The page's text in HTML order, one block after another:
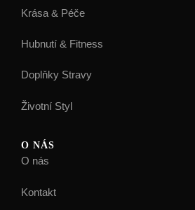
Krása & Péče
Hubnutí & Fitness
Doplňky Stravy
Životní Styl
O NÁS
O nás
Kontakt